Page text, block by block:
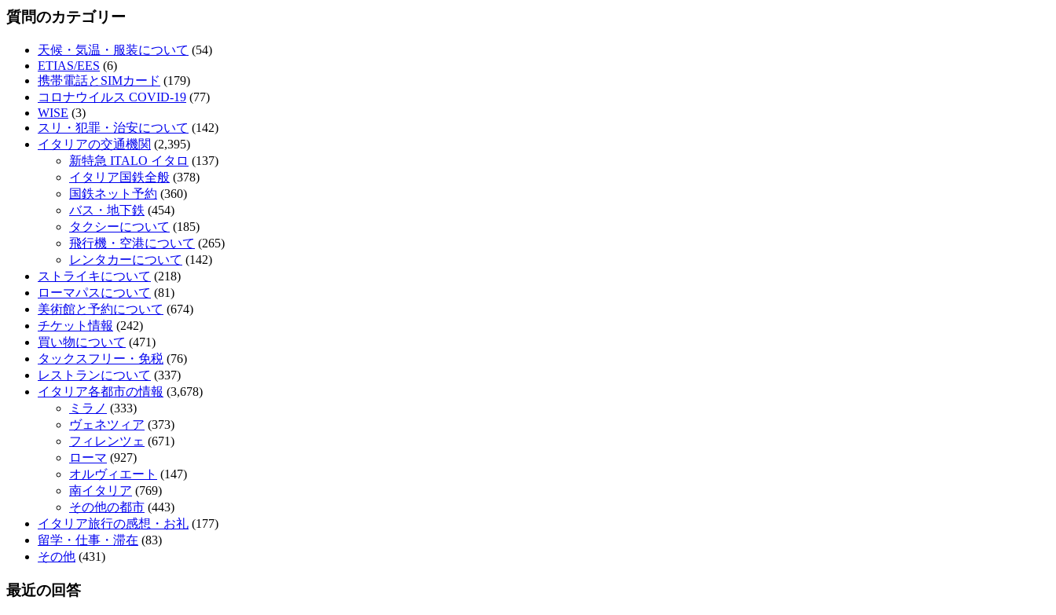
質問のカテゴリー
天候・気温・服装について (54)
ETIAS/EES (6)
携帯電話とSIMカード (179)
コロナウイルス COVID-19 (77)
WISE (3)
スリ・犯罪・治安について (142)
イタリアの交通機関 (2,395)
新特急 ITALO イタロ (137)
イタリア国鉄全般 (378)
国鉄ネット予約 (360)
バス・地下鉄 (454)
タクシーについて (185)
飛行機・空港について (265)
レンタカーについて (142)
ストライキについて (218)
ローマパスについて (81)
美術館と予約について (674)
チケット情報 (242)
買い物について (471)
タックスフリー・免税 (76)
レストランについて (337)
イタリア各都市の情報 (3,678)
ミラノ (333)
ヴェネツィア (373)
フィレンツェ (671)
ローマ (927)
オルヴィエート (147)
南イタリア (769)
その他の都市 (443)
イタリア旅行の感想・お礼 (177)
留学・仕事・滞在 (83)
その他 (431)
最近の回答